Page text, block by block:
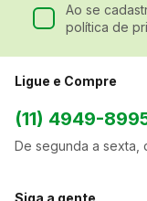
Ao se
política de
Ligue e Compre
(11) 4949-
De segunda a sexta,
Siga a gente